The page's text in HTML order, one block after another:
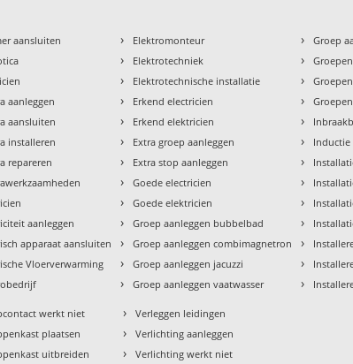
aansluiten
aanleggen
aansluiten
installeren
repareren
aanleggen
apparaat aansluiten
Vloerverwarming
› Elektromonteur
› Elektrotechniek
› Elektrotechnische installatie
› Erkend electricien
› Erkend elektricien
› Extra groep aanleggen
› Extra stop aanleggen
› Goede electricien
› Goede elektricien
› Groep aanleggen bubbelbad
› Groep aanleggen combimagnetron
› Groep aanleggen jacuzzi
› Groep aanleggen vaatwasser
› Groep
›
›
›
›
›
›
›
›
›
›
›
›
werkt niet
plaatsen
uitbreiden
› Verleggen leidingen
› Verlichting aanleggen
› Verlichting werkt niet